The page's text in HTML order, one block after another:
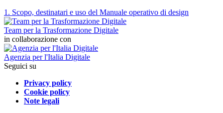
1. Scopo, destinatari e uso del Manuale operativo di design
Team per la Trasformazione Digitale
in collaborazione con
Agenzia per l'Italia Digitale
Seguici su
Privacy policy
Cookie policy
Note legali